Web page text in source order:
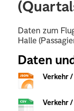
Daten zum
Halle
Daten
Verkehr
Verkehr